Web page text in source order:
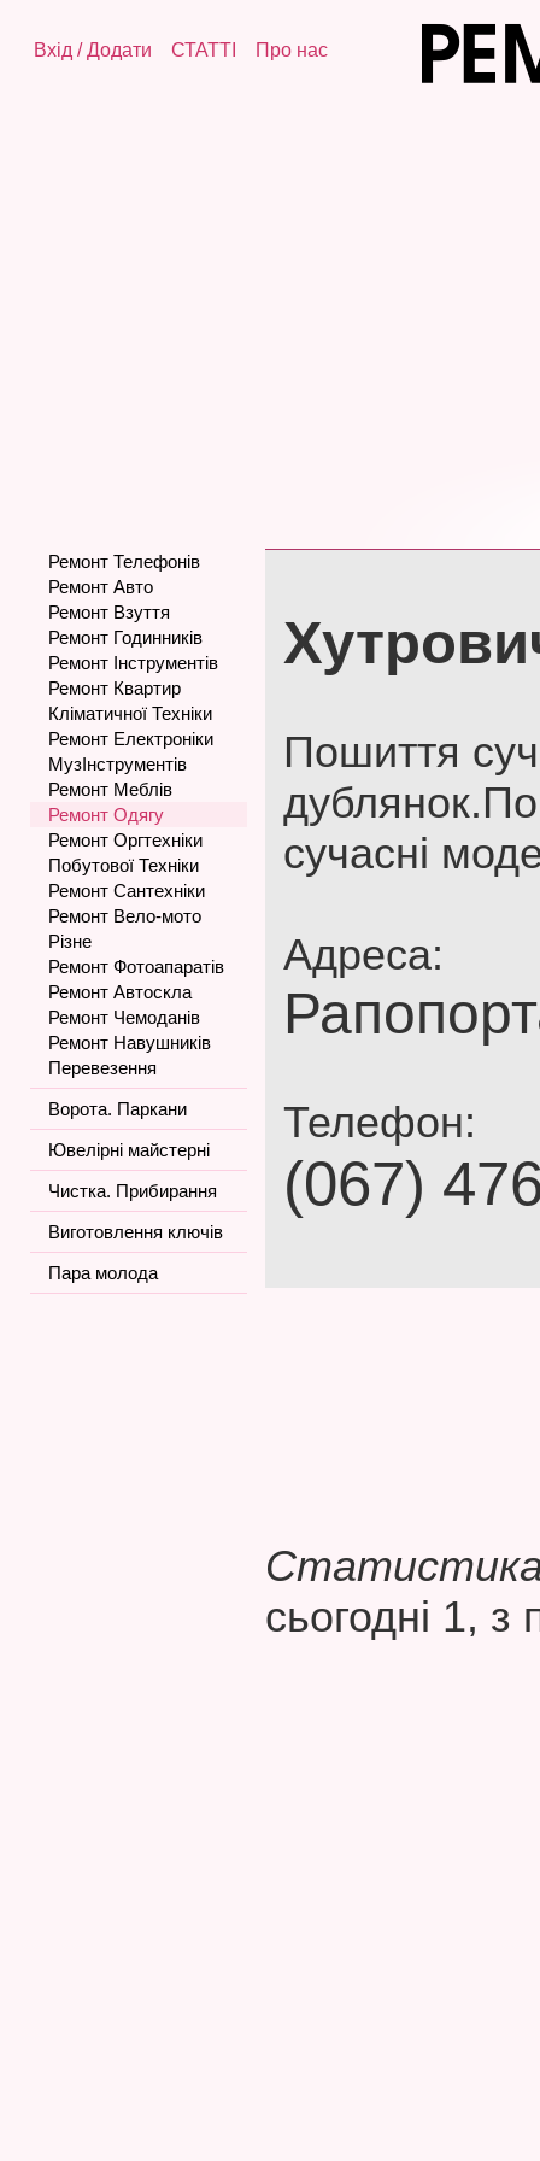
Вхід /Додати СТАТТІ Про нас
Ремонт Телефонів
Ремонт Авто
Ремонт Взуття
Ремонт Годинників
Ремонт Інструментів
Ремонт Квартир
Кліматичної Техніки
Ремонт Електроніки
МузІнструментів
Ремонт Меблів
Ремонт Одягу
Ремонт Оргтехніки
Побутової Техніки
Ремонт Сантехніки
Ремонт Вело-мото
Різне
Ремонт Фотоапаратів
Ремонт Автоскла
Ремонт Чемоданів
Ремонт Навушників
Перевезення
Ворота. Паркани
Ювелірні майстерні
Чистка. Прибирання
Виготовлення ключів
Пара молода
Пошиття
сучасні
Адреса:
Телефон:
(067)
Статистика
сьогодні 1, з